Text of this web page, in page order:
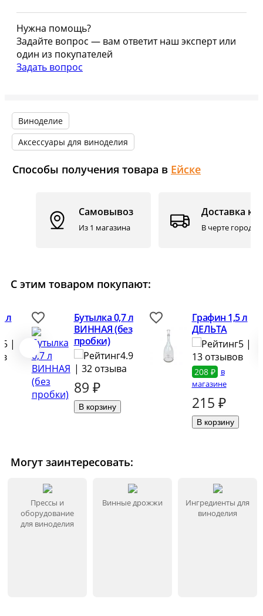
Нужна помощь?
Задайте вопрос — вам ответит наш эксперт или
один из покупателей
Задать вопрос
Виноделие
Аксессуары для виноделия
Способы получения товара в Ейскe
Самовывоз
Из 1 магазина
Доставка
В черте города.
С этим товаром покупают:
л
5 |
Бутылка 0,7 л
ВИННАЯ (без
пробки)
4.9
| 32 отзыва
89 ₽
Графин 1,5 л
ДЕЛЬТА
5 |
13 отзывов
208 ₽ в
магазине
215 ₽
Могут заинтересовать:
Прессы и
оборудование
для виноделия
Винные дрожжи
Ингредиенты для
виноделия